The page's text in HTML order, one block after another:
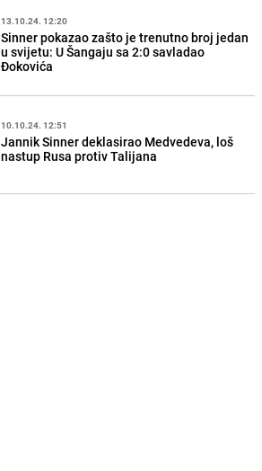
13.10.24. 12:20
Sinner pokazao zašto je trenutno broj jedan
u svijetu: U Šangaju sa 2:0 savladao
Đokovića
10.10.24. 12:51
Jannik Sinner deklasirao Medvedeva, loš
nastup Rusa protiv Talijana